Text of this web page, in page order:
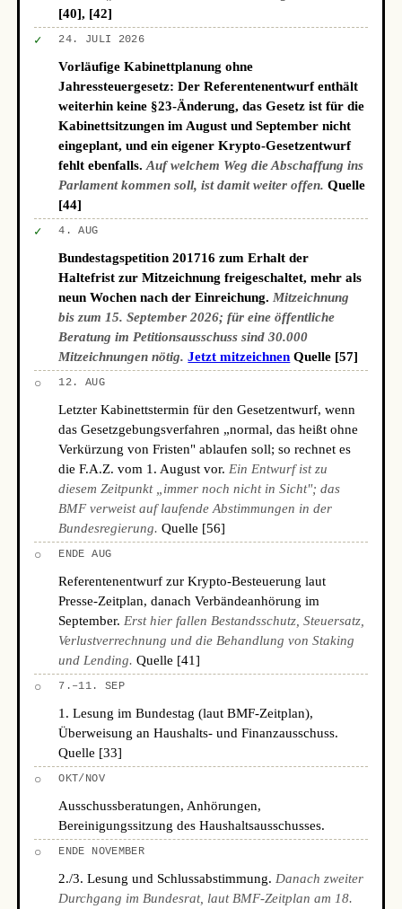
[40], [42]
✓ 24. JULI 2026
Vorläufige Kabinettplanung ohne
Jahressteuergesetz: Der Referentenentwurf enthält
weiterhin keine §23-Änderung, das Gesetz ist für die
Kabinettsitzungen im August und September nicht
eingeplant, und ein eigener Krypto-Gesetzentwurf
fehlt ebenfalls.Auf welchem Weg die Abschaffung ins
Parlament kommen soll, ist damit weiter offen. Quelle
[44]
✓ 4. AUG
Bundestagspetition 201716 zum Erhalt der
Haltefrist zur Mitzeichnung freigeschaltet, mehr als
neun Wochen nach der Einreichung. Mitzeichnung
bis zum 15. September 2026; für eine öffentliche
Beratung im Petitionsausschuss sind 30.000
Mitzeichnungen nötig. Jetzt mitzeichnen Quelle [57]
○ 12. AUG
Letzter Kabinettstermin für den Gesetzentwurf, wenn
das Gesetzgebungsverfahren „normal, das heißt ohne
Verkürzung von Fristen" ablaufen soll; so rechnet es
die F.A.Z. vom 1. August vor. Ein Entwurf ist zu
diesem Zeitpunkt „immer noch nicht in Sicht"; das
BMF verweist auf laufende Abstimmungen in der
Bundesregierung. Quelle [56]
○ ENDE AUG
Referentenentwurf zur Krypto-Besteuerung laut
Presse-Zeitplan, danach Verbändeanhörung im
September. Erst hier fallen Bestandsschutz, Steuersatz,
Verlustverrechnung und die Behandlung von Staking
und Lending. Quelle [41]
○ 7.–11. SEP
1. Lesung im Bundestag (laut BMF-Zeitplan),
Überweisung an Haushalts- und Finanzausschuss.
Quelle [33]
○ OKT/NOV
Ausschussberatungen, Anhörungen,
Bereinigungssitzung des Haushaltsausschusses.
○ ENDE NOVEMBER
2./3. Lesung und Schlussabstimmung. Danach zweiter
Durchgang im Bundesrat, laut BMF-Zeitplan am 18.